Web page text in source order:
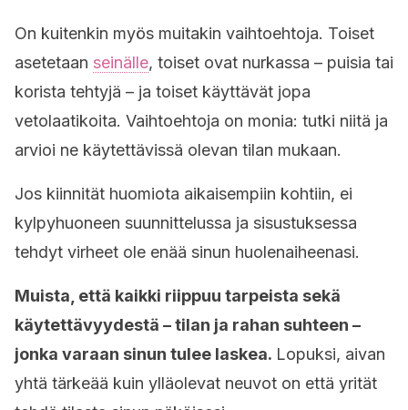
On kuitenkin myös muitakin vaihtoehtoja. Toiset
asetetaan seinälle, toiset ovat nurkassa – puisia tai
korista tehtyjä – ja toiset käyttävät jopa
vetolaatikoita. Vaihtoehtoja on monia: tutki niitä ja
arvioi ne käytettävissä olevan tilan mukaan.
Jos kiinnität huomiota aikaisempiin kohtiin, ei
kylpyhuoneen suunnittelussa ja sisustuksessa
tehdyt virheet ole enää sinun huolenaiheenasi.
Muista, että kaikki riippuu tarpeista sekä
käytettävyydestä – tilan ja rahan suhteen –
jonka varaan sinun tulee laskea. Lopuksi, aivan
yhtä tärkeää kuin ylläolevat neuvot on että yrität